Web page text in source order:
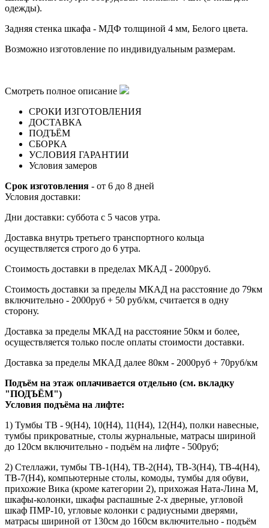
одежды).
Задняя стенка шкафа - МДФ толщиной 4 мм, Белого цвета.
Возможно изготовление по индивидуальным размерам.
Смотреть полное описание
СРОКИ ИЗГОТОВЛЕНИЯ
ДОСТАВКА
ПОДЪЁМ
СБОРКА
УСЛОВИЯ ГАРАНТИИ
Условия замеров
Срок изготовления - от 6 до 8 дней
Условия доставки:
Дни доставки: суббота с 5 часов утра.
Доставка внутрь третьего транспортного кольца
осуществляется строго до 6 утра.
Стоимость доставки в пределах МКАД - 2000руб.
Стоимость доставки за пределы МКАД на расстояние до 79км
включительно - 2000руб + 50 руб/км, считается в одну
сторону.
Доставка за пределы МКАД на расстояние 50км и более,
осуществляется только после оплаты стоимости доставки.
Доставка за пределы МКАД далее 80км - 2000руб + 70руб/км
Подъём на этаж оплачивается отдельно (см. вкладку
"ПОДЪЁМ")
Условия подъёма на лифте:
1) Тумбы ТВ - 9(Н4), 10(Н4), 11(Н4), 12(Н4), полки навесные,
тумбы прикроватные, столы журнальные, матрасы шириной
до 120см включительно - подъём на лифте - 500руб;
2) Стеллажи, тумбы ТВ-1(Н4), ТВ-2(Н4), ТВ-3(Н4), ТВ-4(Н4),
ТВ-7(Н4), компьютерные столы, комоды, тумбы для обуви,
прихожие Вика (кроме категории 2), прихожая Ната-Лина М,
шкафы-колонки, шкафы распашные 2-х дверные, угловой
шкаф ПМР-10, угловые колонки с радиусными дверями,
матрасы шириной от 130см до 160см включительно - подъём